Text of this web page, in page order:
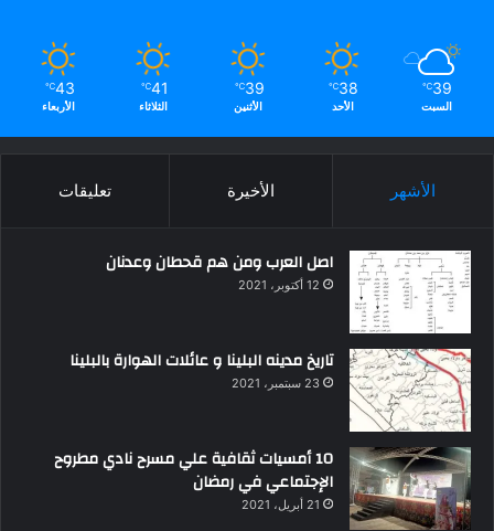
39
℃
السبت
38
℃
الأحد
39
℃
الأثنين
41
℃
الثلاثاء
43
℃
الأربعاء
الأشهر الأخيرة تعليقات
اصل العرب ومن هم قحطان وعدنان
12 أكتوبر، 2021
تاريخ مدينه البلينا و عائلات الهوارة بالبلينا
23 سبتمبر، 2021
10 أمسيات ثقافية علي مسرح نادي مطروح
الإجتماعي في رمضان
21 أبريل، 2021